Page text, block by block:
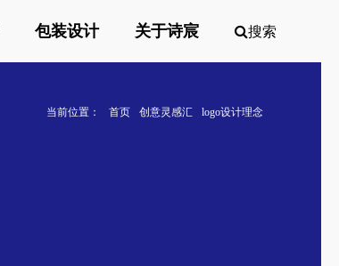
包装设计 关于诗宸 搜索
当前位置： 首页 创意灵感汇
logo设计理念